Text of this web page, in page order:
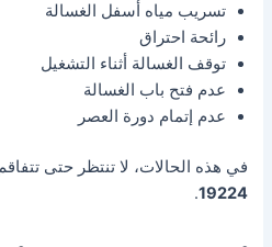
تسريب مياه أسفل الغسالة
رائحة احتراق
توقف الغسالة أثناء التشغيل
عدم فتح باب الغسالة
عدم إتمام دورة العصر
في هذه الحالات، لا تنتظر حتى
19224
.